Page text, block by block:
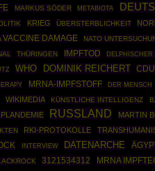
MARKUS SÖDER METABIOTA
KRIEG ÜBERSTERBLICHKEIT
VACCINE DAMAGE NATO
THÜRINGEN IMPFTOD DELPHISCHER
WHO DOMINIK REICHERT CDU
MRNA-IMPFSTOFF DER MENSCH
WIKIMEDIA KÜNSTLICHE INTELLIGENZ
RUSSLAND MARTIN
RKI-PROTOKOLLE
INTERVIEW DATENARCHE
3121534312 MRNA